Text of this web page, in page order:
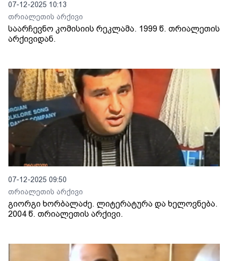
07-12-2025 10:13
თრიალეთის არქივი
საარჩევნო კომისიის რეკლამა. 1999 წ. თრიალეთის
არქივიდან.
07-12-2025 09:50
თრიალეთის არქივი
გიორგი ხორბალაძე. ლიტერატურა და ხელოვნება.
2004 წ. თრიალეთის არქივი.